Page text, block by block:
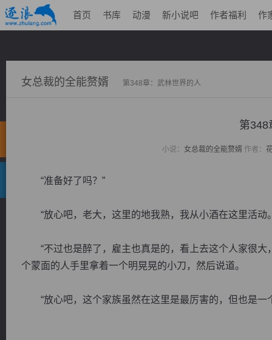
首页 书库 动漫 新小说吧 作者福利 作
女总裁的全能赘婿 第348章：武林世界的人
第348
小说： 女总裁的全能赘婿作者：
“准备好了吗？”
“放心吧，老大，这里的地我熟，我从小酒在这里活动
“不过也是醉了，雇主也真是的，看上去这个人家很大
个蒙面的人手里拿着一个明晃晃的小刀，然后说道。
“放心吧，这个家族虽然在这里是最厉害的，但也是一